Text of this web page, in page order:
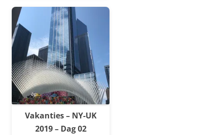
Vakanties – NY-UK
2019 – Dag 02